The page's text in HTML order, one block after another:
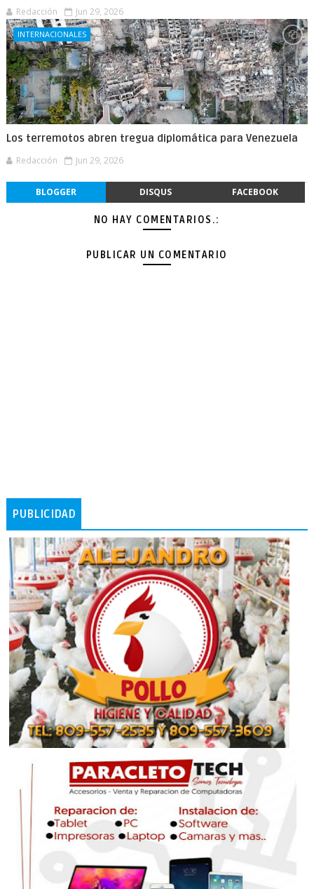
Redacción Jun 29, 2026
INTERNACIONALES
Los terremotos abren tregua diplomática para Venezuela
Redacción Jun 29, 2026
BLOGGER DISQUS FACEBOOK
NO HAY COMENTARIOS.:
PUBLICAR UN COMENTARIO
PUBLICIDAD